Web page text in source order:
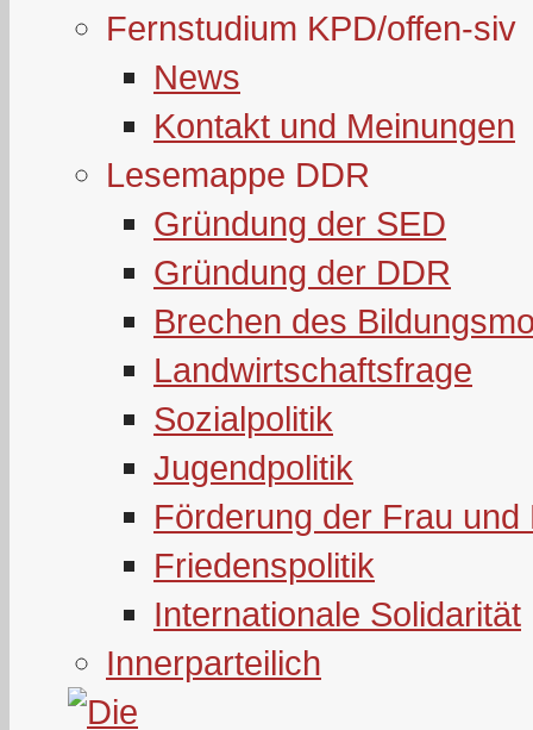
Fernstudium KPD/offen-siv
News
Kontakt und Meinungen
Lesemappe DDR
Gründung der SED
Gründung der DDR
Brechen des
Landwirtschaftsfrage
Sozialpolitik
Jugendpolitik
Förderung der Frau und
Friedenspolitik
Internationale Solidarität
Innerparteilich